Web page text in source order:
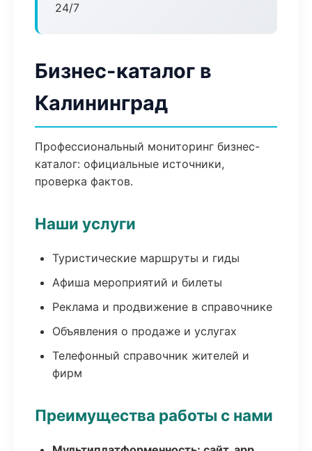
24/7
Бизнес-каталог в
Калининград
Профессиональный мониторинг бизнес-
каталог: официальные источники,
проверка фактов.
Наши услуги
Туристические маршруты и гиды
Афиша мероприятий и билеты
Реклама и продвижение в справочнике
Объявления о продаже и услугах
Телефонный справочник жителей и
фирм
Преимущества работы с нами